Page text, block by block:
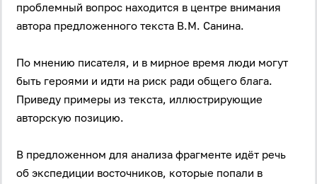
проблемный вопрос находится в центре внимания
автора предложенного текста В.М. Санина.
По мнению писателя, и в мирное время люди могут
быть героями и идти на риск ради общего блага.
Приведу примеры из текста, иллюстрирующие
авторскую позицию.
В предложенном для анализа фрагменте идёт речь
об экспедиции восточников, которые попали в